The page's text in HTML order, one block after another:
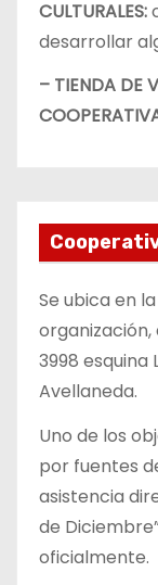
CULTURALES:
desarrollar
– TIENDA DE
Se ubica en
organización,
3998 esquina
Avellaneda.
Uno de los
por fuentes
asistencia
de
oficialmente.